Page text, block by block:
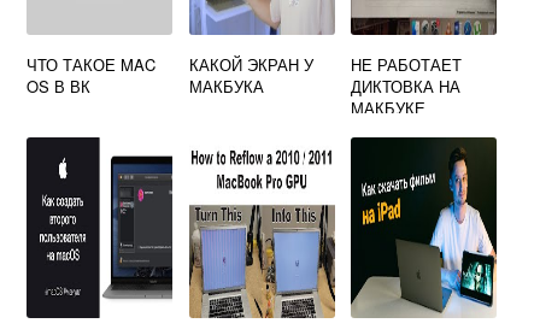
ЧТО ТАКОЕ MAC
OS В ВК
КАКОЙ ЭКРАН У
МАКБУКА
НЕ РАБОТАЕТ
ДИКТОВКА НА
МАКБУКЕ